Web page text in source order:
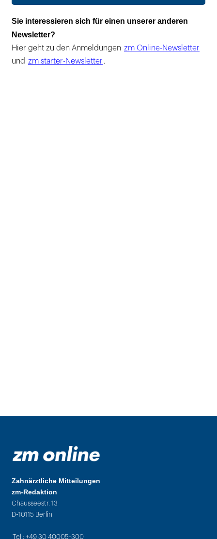
Sie interessieren sich für einen unserer anderen
Newsletter?
Hier geht zu den Anmeldungen zm Online-Newsletter
und zm starter-Newsletter .
Zahnärztliche Mitteilungen
zm-Redaktion
Chausseestr. 13
D-10115 Berlin
Tel.: +49 30 40005-300